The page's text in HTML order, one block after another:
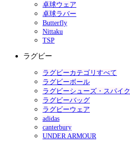
卓球ウェア
卓球ラバー
Butterfly
Nittaku
TSP
ラグビー
ラグビーカテゴリすべて
ラグビーボール
ラグビーシューズ・スパイク
ラグビーバッグ
ラグビーウェア
adidas
canterbury
UNDER ARMOUR